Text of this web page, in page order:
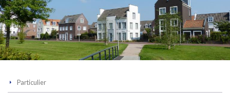
Particulier